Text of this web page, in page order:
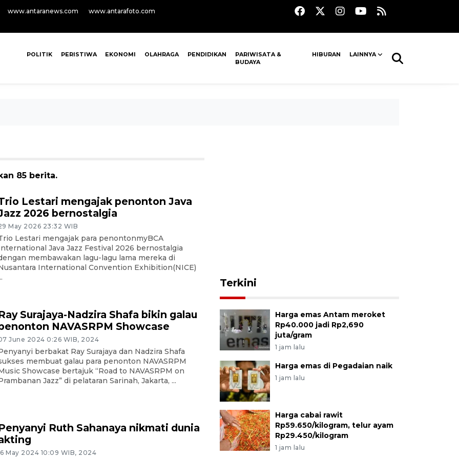
www.antaranews.com www.antarafoto.com
POLITIK PERISTIWA EKONOMI OLAHRAGA PENDIDIKAN
PARIWISATA &
BUDAYA
HIBURAN LAINNYA
85 berita.
Lestari mengajak penonton Java
2026 bernostalgia
May 2026 23:32 WIB
Lestari mengajak para penontonmyBCA
Java Jazz Festival 2026 bernostalgia
membawakan lagu-lagu lama mereka di
International Convention Exhibition(NICE)
Surajaya-Nadzira Shafa bikin galau
NAVASRPM Showcase
June 2024 0:26 WIB, 2024
berbakat Ray Surajaya dan Nadzira Shafa
membuat galau para penonton NAVASRPM
Showcase bertajuk “Road to NAVASRPM on
Jazz” di pelataran Sarinah, Jakarta, ...
Ruth Sahanaya nikmati dunia
May 2024 10:09 WIB, 2024
Terkini
Harga emas Antam meroket
Rp40.000 jadi Rp2,690
juta/gram
1 jam lalu
Harga emas di Pegadaian naik
1 jam lalu
Harga cabai rawit
Rp59.650/kilogram, telur ayam
Rp29.450/kilogram
1 jam lalu